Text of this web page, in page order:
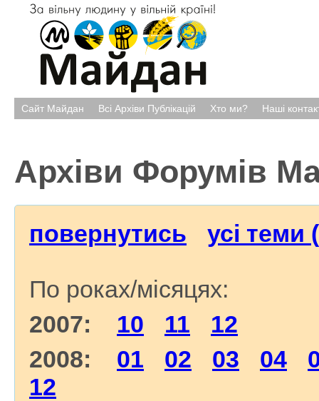
Сайт Майдан Всі Архіви Публікацій Хто ми? Наші
Архіви Форумів
повернутись усі теми
По роках/місяцях:
2007: 10 11
12
2008: 01 02 03 04
12